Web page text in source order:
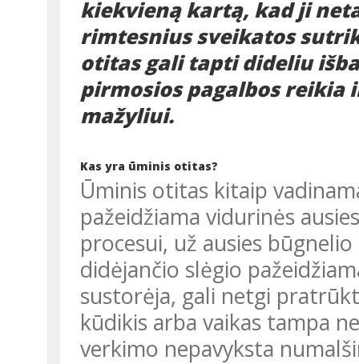
kiekvieną kartą, kad ji
rimtesnius sveikatos
otitas gali tapti dideliu
pirmosios pagalbos reikia
mažyliui.
Kas yra ūminis otitas?
Ūminis otitas kitaip vadinamas ausų uždegimu, kurio metu
pažeidžiama vidurinės
procesui, už ausies
didėjančio slėgio
sustorėja, gali netgi
kūdikis arba vaikas tampa
verkimo nepavyksta